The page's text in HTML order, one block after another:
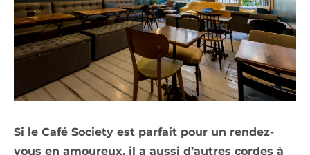
Si le Café Society est parfait pour un rendez-
vous en amoureux, il a aussi d’autres cordes à